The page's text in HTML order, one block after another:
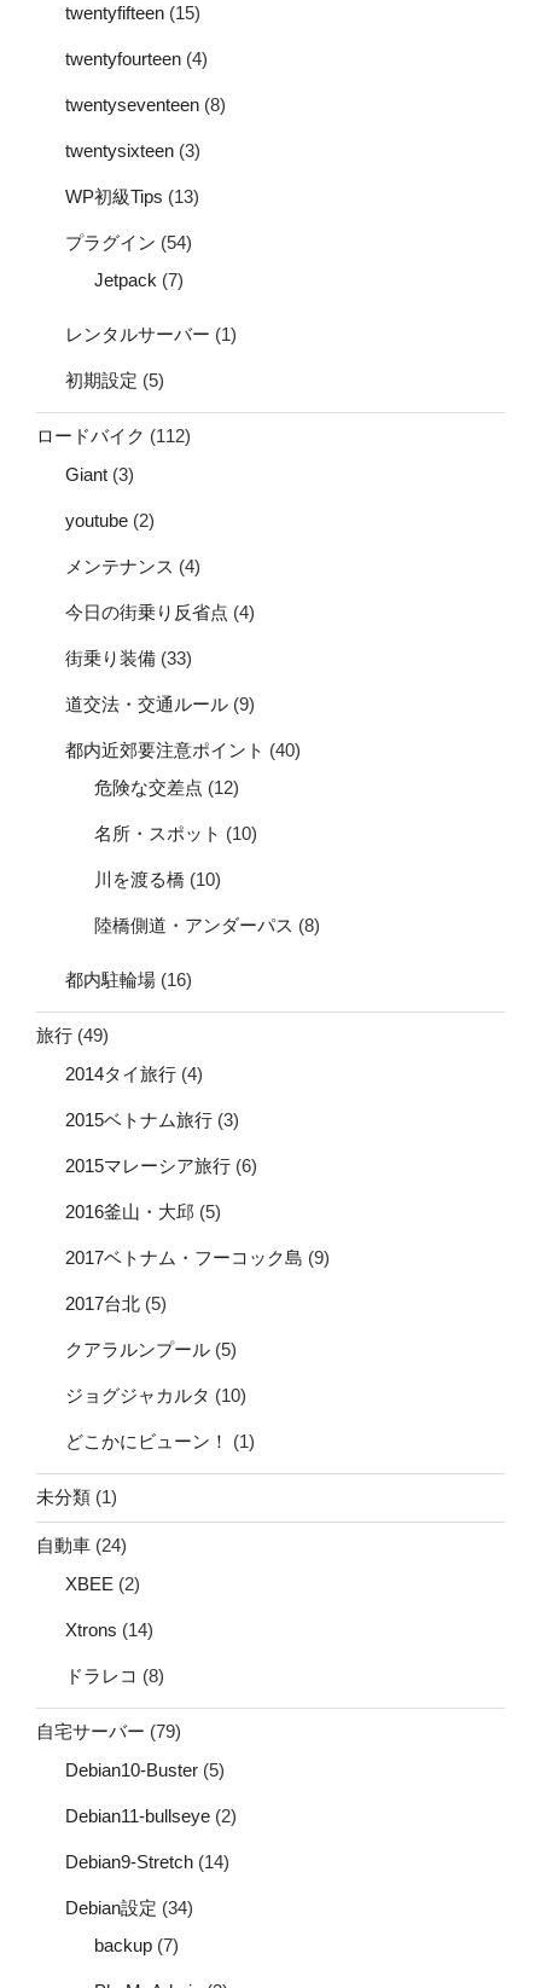
twentyfifteen (15)
twentyfourteen (4)
twentyseventeen (8)
twentysixteen (3)
WP初級Tips (13)
プラグイン (54)
Jetpack (7)
レンタルサーバー (1)
初期設定 (5)
ロードバイク (112)
Giant (3)
youtube (2)
メンテナンス (4)
今日の街乗り反省点 (4)
街乗り装備 (33)
道交法・交通ルール (9)
都内近郊要注意ポイント (40)
危険な交差点 (12)
名所・スポット (10)
川を渡る橋 (10)
陸橋側道・アンダーパス (8)
都内駐輪場 (16)
旅行 (49)
2014タイ旅行 (4)
2015ベトナム旅行 (3)
2015マレーシア旅行 (6)
2016釜山・大邱 (5)
2017ベトナム・フーコック島 (9)
2017台北 (5)
クアラルンプール (5)
ジョグジャカルタ (10)
どこかにビューン！ (1)
未分類 (1)
自動車 (24)
XBEE (2)
Xtrons (14)
ドラレコ (8)
自宅サーバー (79)
Debian10-Buster (5)
Debian11-bullseye (2)
Debian9-Stretch (14)
Debian設定 (34)
backup (7)